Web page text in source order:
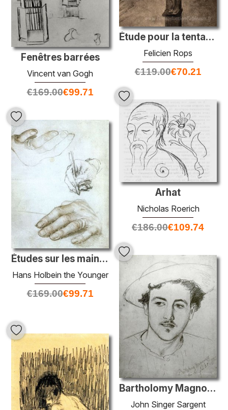
Étude pour la tentation de St. Anthony
Felicien Rops
€119.00€70.21
Fenêtres barrées
Vincent van Gogh
€169.00€99.71
Arhat
Nicholas Roerich
€186.00€109.74
Études sur les mains d'Erasmus de Rotterdam
Hans Holbein the Younger
€169.00€99.71
Bartholomy Magnosco
John Singer Sargent